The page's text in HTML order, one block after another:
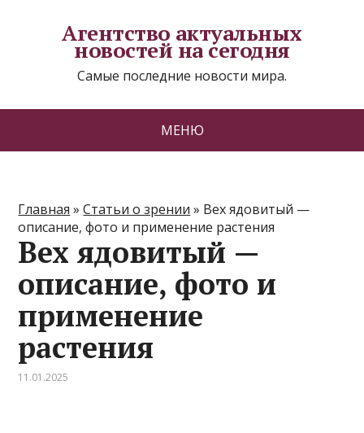
Агентство актуальных
новостей на сегодня
Самые последние новости мира.
МЕНЮ
Главная »Статьи о зрении » Вех ядовитый —
описание, фото и применение растения
Вех ядовитый —
описание, фото и
применение
растения
11.01.2025